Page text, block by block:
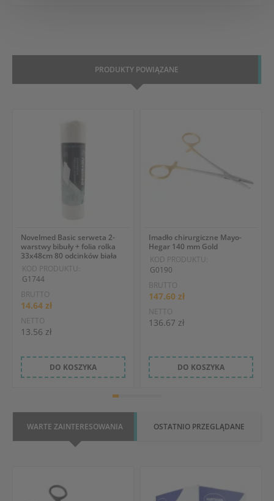
PRODUKTY POWIĄZANE
Novelmed Basic serweta 2-
warstwy bibuły + folia rolka
33x48cm 80 odcinków biała
KOD PRODUKTU:
G1744
BRUTTO
14.64 zł
NETTO
13.56 zł
DO KOSZYKA
Imadło chirurgiczne Mayo-
Hegar 140 mm Gold
KOD PRODUKTU:
G0190
BRUTTO
147.60 zł
NETTO
136.67 zł
DO KOSZYKA
WARTE ZAINTERESOWANIA OSTATNIO PRZEGLĄDANE